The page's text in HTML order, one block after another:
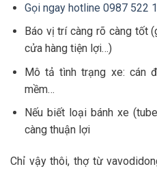
Gọi ngay hotline 0987 522
Báo vị trí càng rõ càng tốt
cửa hàng tiện lợi…)
Mô tả tình trạng xe: cán
mềm…
Nếu biết loại bánh xe
càng thuận lợi
Chỉ vậy thôi, thợ từ